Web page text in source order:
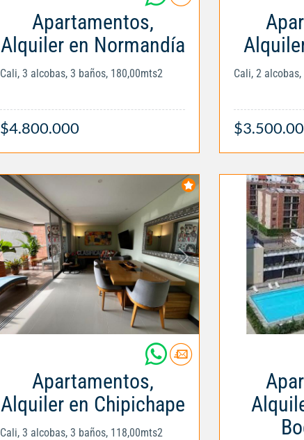
Apartamentos,
Alquiler en Normandía
Cali, 3 alcobas, 3 baños, 180,00mts2
$4.800.000
Cali, 2
Apartamentos,
Alquiler en Chipichape
Cali, 3 alcobas, 3 baños, 118,00mts2